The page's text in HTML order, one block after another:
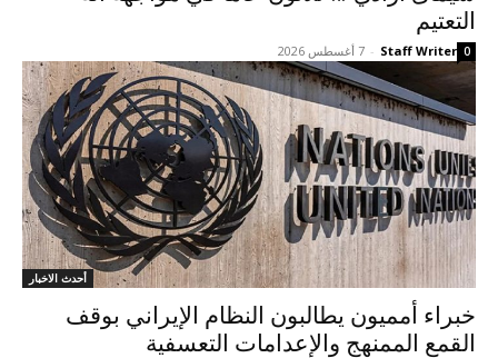
التعتيم
Staff Writer
- 7 أغسطس 2026 0
أحدث الاخبار
خبراء أمميون يطالبون النظام الإيراني بوقف
القمع الممنهج والإعدامات التعسفية